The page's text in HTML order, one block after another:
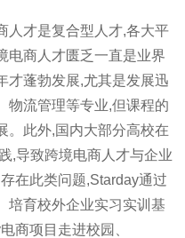
人才是复合型人才,各大平
电商人才匮乏一直是业界
才蓬勃发展,尤其是发展迅
物流管理等专业,但课程的
。此外,国内大部分高校在
,导致跨境电商人才与企业
在此类问题,Starday通过
培育校外企业实习实训基
商项目走进校园、